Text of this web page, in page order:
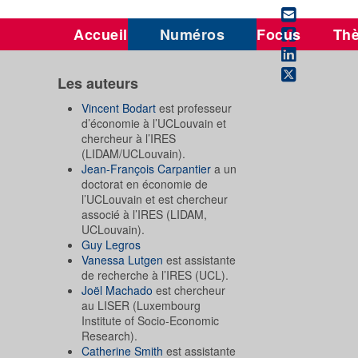
Accueil Numéros Focus
Les auteurs
Vincent Bodart est professeur
d’économie à l’UCLouvain et
chercheur à l’IRES
(LIDAM/UCLouvain).
Jean-François Carpantier a un
doctorat en économie de
l’UCLouvain et est chercheur
associé à l’IRES (LIDAM,
UCLouvain).
Guy Legros
Vanessa Lutgen est assistante
de recherche à l’IRES (UCL).
Joël Machado est chercheur
au LISER (Luxembourg
Institute of Socio-Economic
Research).
Catherine Smith est assistante